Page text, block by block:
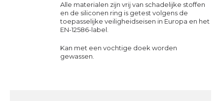
Alle materialen zijn vrij van schadelijke stoffen
en de siliconen ring is getest volgens de
toepasselijke veiligheidseisen in Europa en het
EN-12586-label.
Kan met een vochtige doek worden
gewassen.